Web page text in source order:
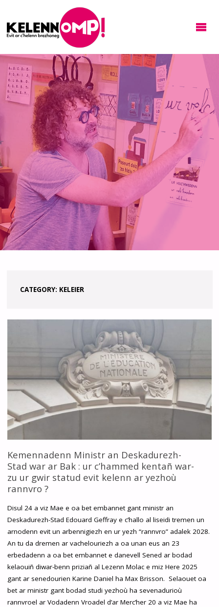
CATEGORY: KELEIER
Kemennadenn Ministr an Deskadurezh-
Stad war ar Bak : ur c’hammed kentañ war-
zu ur gwir statud evit kelenn ar yezhoù
rannvro ?
Disul 24 a viz Mae e oa bet embannet gant ministr an
Deskadurezh-Stad Edouard Geffray e c’hallo al liseidi tremen un
arnodenn evit un arbennigiezh en ur yezh “rannvro” adalek 2028.
An tu da dremen ar vachelouriezh a oa unan eus an 23
erbedadenn a oa bet embannet e danevell Sened ar bodad
kelaouiñ diwar-benn priziañ al Lezenn Molac e miz Here 2025
gant ar senedourien Karine Daniel ha Max Brisson. Selaouet oa
bet ar ministr gant bodad studi yezhoù ha sevenadurioù
rannvroel ar Vodadenn Vroadel d’ar Merc’her 20 a viz Mae ha